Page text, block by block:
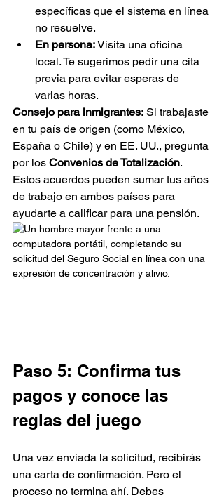
específicas que el sistema en línea
no resuelve.
En persona: Visita una oficina
local. Te sugerimos pedir una cita
previa para evitar esperas de
varias horas.
Consejo para inmigrantes: Si trabajaste
en tu país de origen (como México,
España o Chile) y en EE. UU., pregunta
por los Convenios de Totalización.
Estos acuerdos pueden sumar tus años
de trabajo en ambos países para
ayudarte a calificar para una pensión.
Paso 5: Confirma tus
pagos y conoce las
reglas del juego
Una vez enviada la solicitud, recibirás
una carta de confirmación. Pero el
proceso no termina ahí. Debes